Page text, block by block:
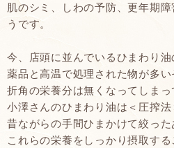
肌のシミ、しわの予防、更年期
うです。
今、店頭に並んでいるひまわり
薬品と高温で処理された物が多い
折角の栄養分は無くなってしまっ
小澤さんのひまわり油は＜圧搾法
昔ながらの手間ひまかけて絞った
これらの栄養をしっかり摂取する